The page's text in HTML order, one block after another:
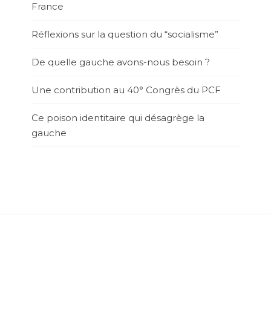
France
Réflexions sur la question du “socialisme”
De quelle gauche avons-nous besoin ?
Une contribution au 40° Congrès du PCF
Ce poison identitaire qui désagrège la
gauche